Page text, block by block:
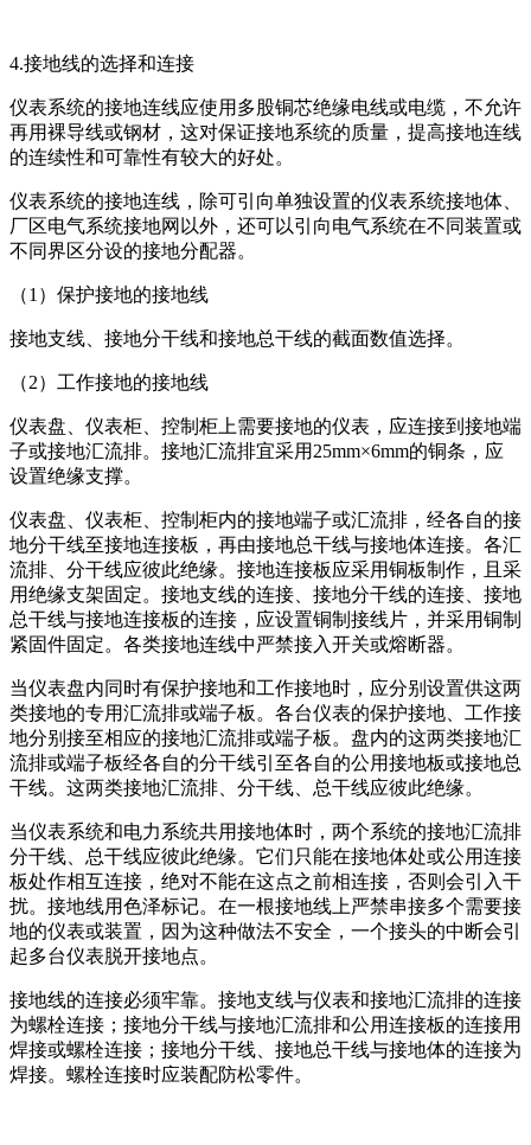
4.接地线的选择和连接
仪表系统的接地连线应使用多股铜芯绝缘电线或电缆，不允许
再用裸导线或钢材，这对保证接地系统的质量，提高接地连线
的连续性和可靠性有较大的好处。
仪表系统的接地连线，除可引向单独设置的仪表系统接地体、
厂区电气系统接地网以外，还可以引向电气系统在不同装置或
不同界区分设的接地分配器。
（1）保护接地的接地线
接地支线、接地分干线和接地总干线的截面数值选择。
（2）工作接地的接地线
仪表盘、仪表柜、控制柜上需要接地的仪表，应连接到接地端
子或接地汇流排。接地汇流排宜采用25mm×6mm的铜条，应
设置绝缘支撑。
仪表盘、仪表柜、控制柜内的接地端子或汇流排，经各自的接
地分干线至接地连接板，再由接地总干线与接地体连接。各汇
流排、分干线应彼此绝缘。接地连接板应采用铜板制作，且采
用绝缘支架固定。接地支线的连接、接地分干线的连接、接地
总干线与接地连接板的连接，应设置铜制接线片，并采用铜制
紧固件固定。各类接地连线中严禁接入开关或熔断器。
当仪表盘内同时有保护接地和工作接地时，应分别设置供这两
类接地的专用汇流排或端子板。各台仪表的保护接地、工作接
地分别接至相应的接地汇流排或端子板。盘内的这两类接地汇
流排或端子板经各自的分干线引至各自的公用接地板或接地总
干线。这两类接地汇流排、分干线、总干线应彼此绝缘。
当仪表系统和电力系统共用接地体时，两个系统的接地汇流排
分干线、总干线应彼此绝缘。它们只能在接地体处或公用连接
板处作相互连接，绝对不能在这点之前相连接，否则会引入干
扰。接地线用色泽标记。在一根接地线上严禁串接多个需要接
地的仪表或装置，因为这种做法不安全，一个接头的中断会引
起多台仪表脱开接地点。
接地线的连接必须牢靠。接地支线与仪表和接地汇流排的连接
为螺栓连接；接地分干线与接地汇流排和公用连接板的连接用
焊接或螺栓连接；接地分干线、接地总干线与接地体的连接为
焊接。螺栓连接时应装配防松零件。